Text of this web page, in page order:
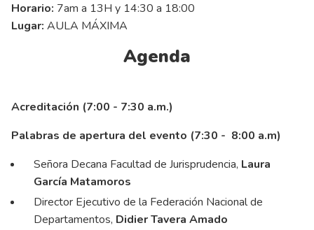
Horario: 7am a 13H y 14:30 a 18:00
Lugar: AULA MÁXIMA
Agenda
Acreditación (7:00 - 7:30 a.m.)
Palabras de apertura del evento (7:30 - 8:00 a.m)
Señora Decana Facultad de Jurisprudencia, Laura
García Matamoros
Director Ejecutivo de la Federación Nacional de
Departamentos, Didier Tavera Amado